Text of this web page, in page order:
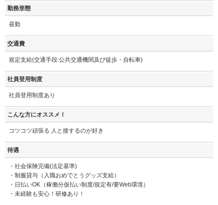
勤務形態
昼勤
交通費
規定支給(交通手段:公共交通機関及び徒歩・自転車)
社員登用制度
社員登用制度あり
こんな方にオススメ！
コツコツ頑張る 人と接するのが好き
待遇
・社会保険完備(法定基準)
・制服貸与（入職おめでとうグッズ支給）
・日払いOK（稼働分仮払い制度/規定有/要Web環境）
・未経験も安心！研修あり！